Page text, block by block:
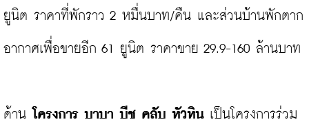
ยูนิต ราคาที่พักราว 2 หมื่นบาท/คืน และส่วนบ้านพักตาก
อากาศเพื่อขายอีก 61 ยูนิต ราคาขาย 29.9-160 ล้านบาท
ด้าน โครงการ บาบา บีช คลับ หัวหิน เป็นโครงการร่วม